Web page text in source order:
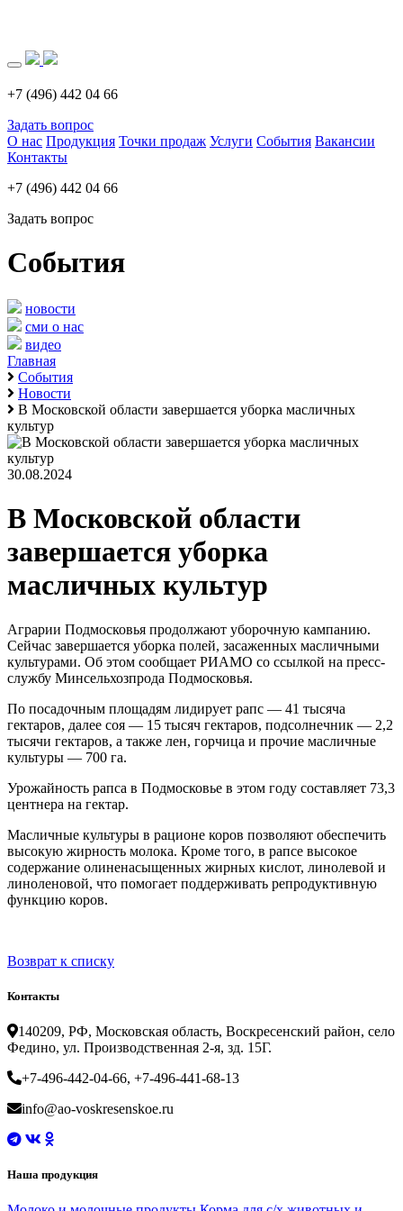
+7 (496) 442 04 66
Задать вопрос
О нас Продукция Точки продаж Услуги События Вакансии
Контакты
+7 (496) 442 04 66
Задать вопрос
События
новости
сми о нас
видео
Главная
События
Новости
В Московской области завершается уборка масличных
культур
30.08.2024
В Московской области
завершается уборка
масличных культур
Аграрии Подмосковья продолжают уборочную кампанию.
Сейчас завершается уборка полей, засаженных масличными
культурами. Об этом сообщает РИАМО со ссылкой на пресс-
службу Минсельхозпрода Подмосковья.
По посадочным площадям лидирует рапс — 41 тысяча
гектаров, далее соя — 15 тысяч гектаров, подсолнечник — 2,2
тысячи гектаров, а также лен, горчица и прочие масличные
культуры — 700 га.
Урожайность рапса в Подмосковье в этом году составляет 73,3
центнера на гектар.
Масличные культуры в рационе коров позволяют обеспечить
высокую жирность молока. Кроме того, в рапсе высокое
содержание олиненасыщенных жирных кислот, линолевой и
линоленовой, что помогает поддерживать репродуктивную
функцию коров.
Возврат к списку
Контакты
140209, РФ, Московская область, Воскресенский район, село
Федино, ул. Производственная 2-я, зд. 15Г.
+7-496-442-04-66, +7-496-441-68-13
info@ao-voskresenskoe.ru
Наша продукция